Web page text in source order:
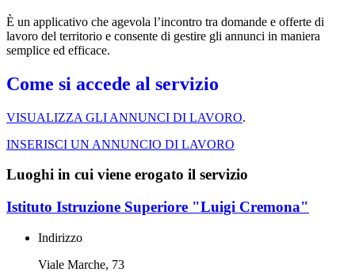
È un applicativo che agevola l’incontro tra domande e offerte di
lavoro del territorio e consente di gestire gli annunci in maniera
semplice ed efficace.
Come si accede al servizio
VISUALIZZA GLI ANNUNCI DI LAVORO.
INSERISCI UN ANNUNCIO DI LAVORO
Luoghi in cui viene erogato il servizio
Istituto Istruzione Superiore "Luigi Cremona"
Indirizzo
Viale Marche, 73